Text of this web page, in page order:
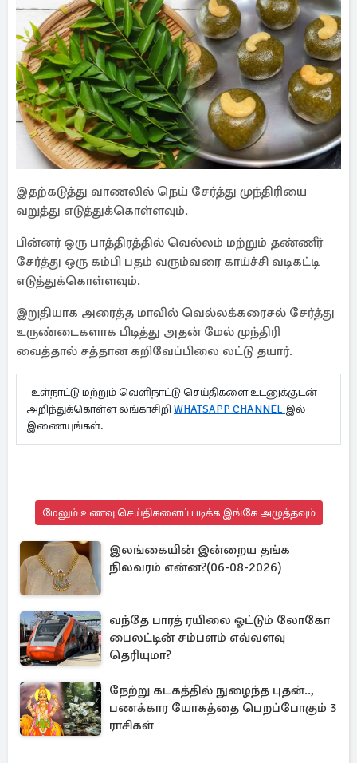
இதற்கடுத்து வாணலில் நெய் சேர்த்து முந்திரியை
வறுத்து எடுத்துக்கொள்ளவும்.
பின்னர் ஒரு பாத்திரத்தில் வெல்லம் மற்றும் தண்ணீர்
சேர்த்து ஒரு கம்பி பதம் வரும்வரை காய்ச்சி வடிகட்டி
எடுத்துக்கொள்ளவும்.
இறுதியாக அரைத்த மாவில் வெல்லக்கரைசல் சேர்த்து
உருண்டைகளாக பிடித்து அதன் மேல் முந்திரி
வைத்தால் சத்தான கறிவேப்பிலை லட்டு தயார்.
உள்நாட்டு மற்றும் வெளிநாட்டு செய்திகளை உடனுக்குடன்
அறிந்துக்கொள்ள லங்காசிறி WHATSAPP CHANNEL இல்
இணையுங்கள்.
மேலும் உணவு செய்திகளைப் படிக்க இங்கே அழுத்தவும்
இலங்கையின் இன்றைய தங்க
நிலவரம் என்ன?(06-08-2026)
வந்தே பாரத் ரயிலை ஓட்டும் லோகோ
பைலட்டின் சம்பளம் எவ்வளவு
தெரியுமா?
நேற்று கடகத்தில் நுழைந்த புதன்..,
பணக்கார யோகத்தை பெறப்போகும் 3
ராசிகள்